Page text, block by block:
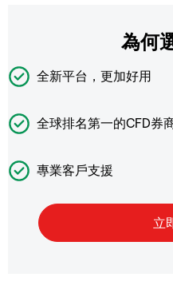
為何
全新平台，更加好用
全球排名第一的CFD券
專業客戶支援